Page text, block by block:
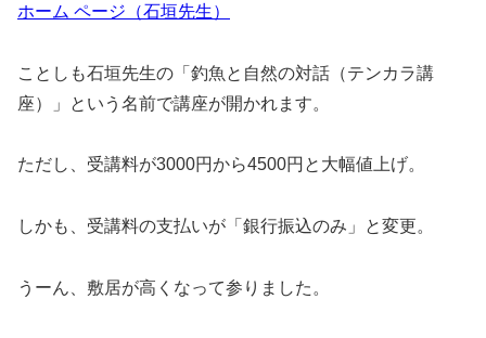
ホーム ページ（石垣先生）
ことしも石垣先生の「釣魚と自然の対話（テンカラ講
座）」という名前で講座が開かれます。
ただし、受講料が3000円から4500円と大幅値上げ。
しかも、受講料の支払いが「銀行振込のみ」と変更。
うーん、敷居が高くなって参りました。